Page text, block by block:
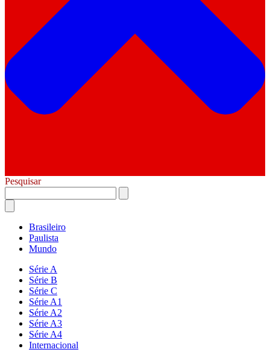
Pesquisar
Brasileiro
Paulista
Mundo
Série A
Série B
Série C
Série A1
Série A2
Série A3
Série A4
Internacional